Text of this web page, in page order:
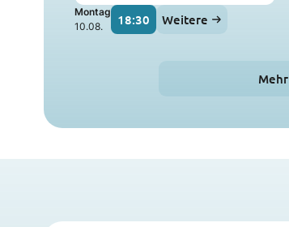
Montag
10.08.
18:30 Weitere
Mehr